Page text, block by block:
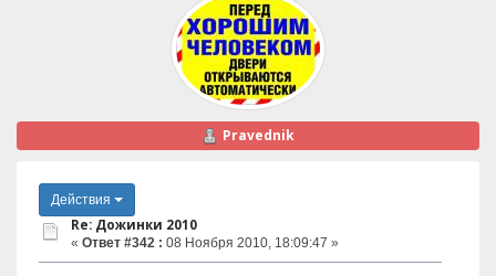
Pravednik
Действия
Re: Дожинки 2010
« Ответ #342 : 08 Ноября 2010, 18:09:47 »